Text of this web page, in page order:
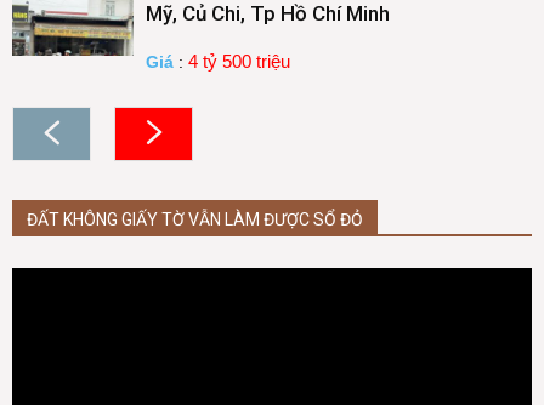
Mỹ, Củ Chi, Tp Hồ Chí Minh
Giá : 4 tỷ 500 triệu
ĐẤT KHÔNG GIẤY TỜ VẪN LÀM ĐƯỢC SỔ ĐỎ